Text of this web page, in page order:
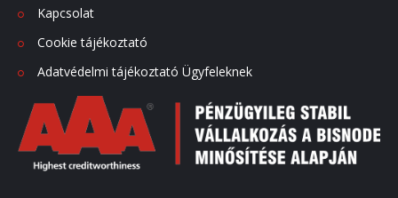
Kapcsolat
Cookie tájékoztató
Adatvédelmi tájékoztató Ügyfeleknek